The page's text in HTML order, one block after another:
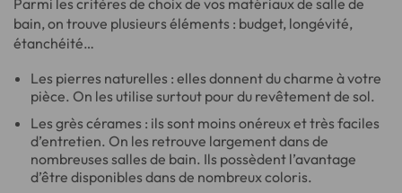
bain, on trouve plusieurs éléments : budget, longévité,
étanchéité…
Les pierres naturelles : elles donnent du charme à votre
pièce. On les utilise surtout pour du revêtement de sol.
Les grès cérames : ils sont moins onéreux et très faciles
d’entretien. On les retrouve largement dans de
nombreuses salles de bain. Ils possèdent l’avantage
d’être disponibles dans de nombreux coloris.